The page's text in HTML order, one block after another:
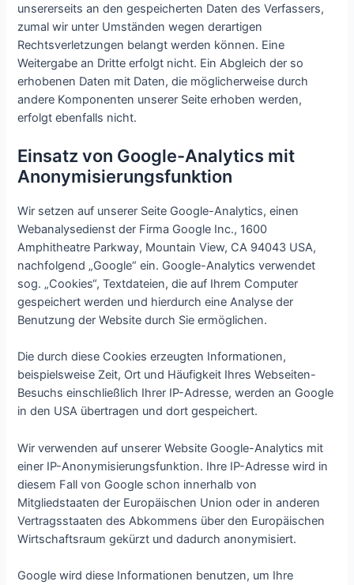
unsererseits an den gespeicherten Daten des Verfassers,
zumal wir unter Umständen wegen derartigen
Rechtsverletzungen belangt werden können. Eine
Weitergabe an Dritte erfolgt nicht. Ein Abgleich der so
erhobenen Daten mit Daten, die möglicherweise durch
andere Komponenten unserer Seite erhoben werden,
erfolgt ebenfalls nicht.
Einsatz von Google-Analytics mit
Anonymisierungsfunktion
Wir setzen auf unserer Seite Google-Analytics, einen
Webanalysedienst der Firma Google Inc., 1600
Amphitheatre Parkway, Mountain View, CA 94043 USA,
nachfolgend „Google“ ein. Google-Analytics verwendet
sog. „Cookies“, Textdateien, die auf Ihrem Computer
gespeichert werden und hierdurch eine Analyse der
Benutzung der Website durch Sie ermöglichen.
Die durch diese Cookies erzeugten Informationen,
beispielsweise Zeit, Ort und Häufigkeit Ihres Webseiten-
Besuchs einschließlich Ihrer IP-Adresse, werden an Google
in den USA übertragen und dort gespeichert.
Wir verwenden auf unserer Website Google-Analytics mit
einer IP-Anonymisierungsfunktion. Ihre IP-Adresse wird in
diesem Fall von Google schon innerhalb von
Mitgliedstaaten der Europäischen Union oder in anderen
Vertragsstaaten des Abkommens über den Europäischen
Wirtschaftsraum gekürzt und dadurch anonymisiert.
Google wird diese Informationen benutzen, um Ihre